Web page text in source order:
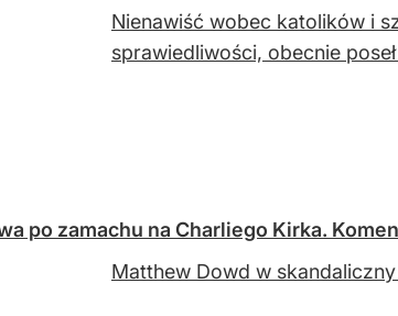
Nienawiść wobec katolików i
sprawiedliwości, obecnie
po zamachu na Charliego Kirka.
Matthew Dowd w